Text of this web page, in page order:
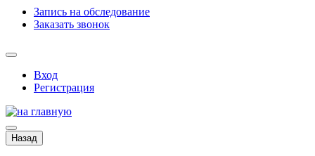
Запись на обследование
Заказать звонок
Вход
Регистрация
Назад